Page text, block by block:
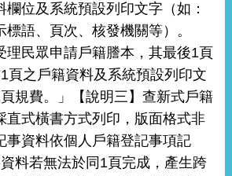
欄位及系統預設列印文字（如：
語、頁次、核發機關等）。
民眾申請戶籍謄本，其最後1頁
頁之戶籍資料及系統預設列印文
規費。」【說明三】查新式戶籍
直式橫書方式列印，版面格式非
事資料依個人戶籍登記事項記
料若無法於同1頁完成，產生跨